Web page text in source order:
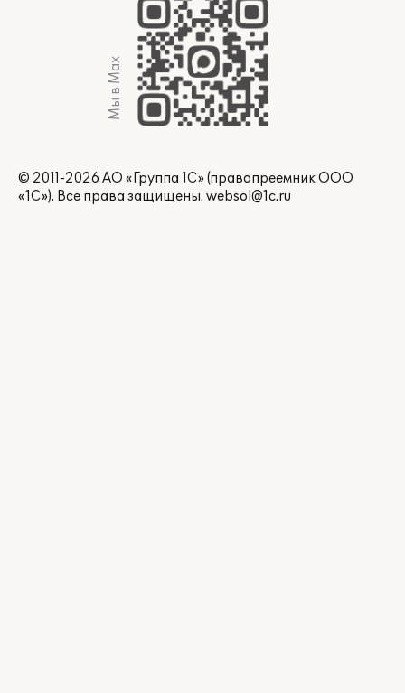
Мы в Max
© 2011-2026 АО «Группа 1С» (правопреемник ООО
«1С»). Все права защищены. websol@1c.ru